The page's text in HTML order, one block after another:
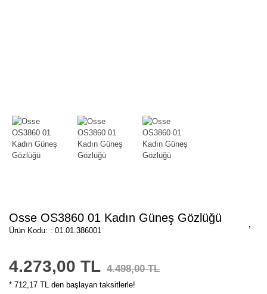
Osse OS3860 01 Kadın Güneş Gözlüğü
Ürün Kodu: : 01.01.386001
4.273,00 TL 4.498,00 TL
* 712,17 TL den başlayan taksitlerle!